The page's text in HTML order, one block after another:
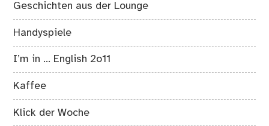
Geschichten aus der Lounge
Handyspiele
I’m in … English 2o11
Kaffee
Klick der Woche